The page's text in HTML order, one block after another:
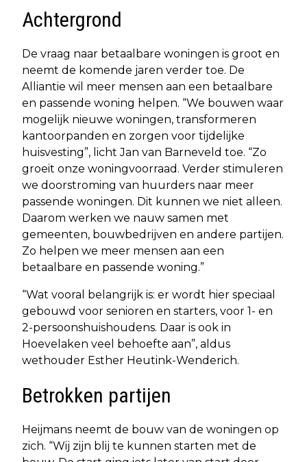
Achtergrond
De vraag naar betaalbare woningen is groot en
neemt de komende jaren verder toe. De
Alliantie wil meer mensen aan een betaalbare
en passende woning helpen. “We bouwen waar
mogelijk nieuwe woningen, transformeren
kantoorpanden en zorgen voor tijdelijke
huisvesting”, licht Jan van Barneveld toe. “Zo
groeit onze woningvoorraad. Verder stimuleren
we doorstroming van huurders naar meer
passende woningen. Dit kunnen we niet alleen.
Daarom werken we nauw samen met
gemeenten, bouwbedrijven en andere partijen.
Zo helpen we meer mensen aan een
betaalbare en passende woning.”
“Wat vooral belangrijk is: er wordt hier speciaal
gebouwd voor senioren en starters, voor 1- en
2-persoonshuishoudens. Daar is ook in
Hoevelaken veel behoefte aan”, aldus
wethouder Esther Heutink-Wenderich.
Betrokken partijen
Heijmans neemt de bouw van de woningen op
zich. “Wij zijn blij te kunnen starten met de